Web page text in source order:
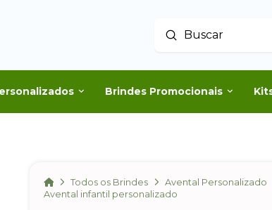
Buscar
Enviar
Brindes Promocionais
HomeTodos os Brindes
Avental Personalizado
Avental infantil personalizado